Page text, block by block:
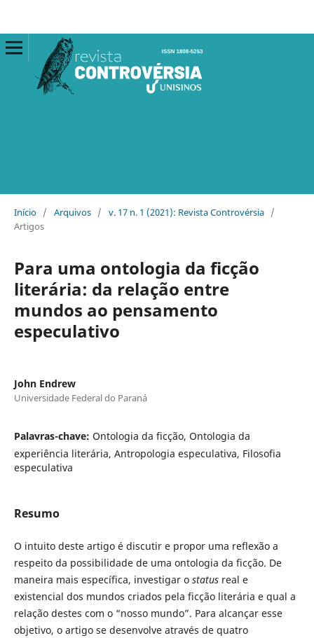
Início / Arquivos / v. 17 n. 1 (2021): Revista Controvérsia /
Artigos
Para uma ontologia da ficção
literária: da relação entre
mundos ao pensamento
especulativo
John Endrew
Universidade Federal do Paraná
Palavras-chave: Ontologia da ficção, Ontologia da
experiência literária, Antropologia especulativa, Filosofia
especulativa
Resumo
O intuito deste artigo é discutir e propor uma reflexão a
respeito da possibilidade de uma ontologia da ficção. De
maneira mais específica, investigar o statusreal e
existencial dos mundos criados pela ficção literária e qual a
relação destes com o “nosso mundo”. Para alcançar esse
objetivo, o artigo se desenvolve através de quatro